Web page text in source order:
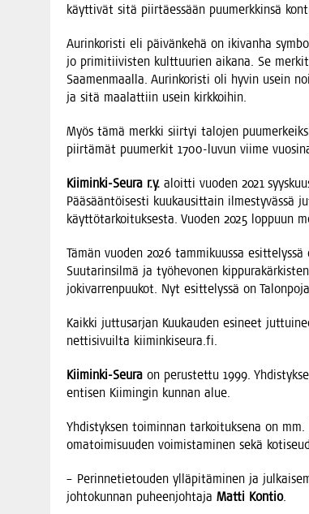
käyt­ti­vät sitä piir­täes­sään puu­merk­kin­sä
Aurin­ko­ris­ti eli päi­vän­ke­hä on iki­van­ha
jo pri­mi­tii­vis­ten kult­tuu­rien aika­na. Se
Saa­men­maal­la. Aurin­ko­ris­ti oli hyvin usein
ja sitä maa­lat­tiin usein kirkkoihin.
Myös tämä merk­ki siir­tyi talo­jen
piir­tä­mät puu­mer­kit 1700-luvun vii­me
Kii­min­ki-Seu­ra r.y. aloit­ti vuo­den 2021
Pää­sään­töi­ses­ti kuu­kausit­tain ilmes­ty­väs­sä
käyt­tö­tar­koi­tuk­ses­ta. Vuo­den 2025 lop­puun
Tämän vuo­den 2026 tam­mi­kuus­sa
Suu­ta­rin­sil­mä ja työ­he­vo­nen
joki­var­ren­puu­kot. Nyt esit­te­lys­sä on
Kaik­ki jut­tusar­jan Kuu­kau­den esi­neet
net­ti­si­vuil­ta kiiminkiseura.fi.
Kii­min­ki-Seu­ra on perus­tet­tu 1999.
enti­sen Kii­min­gin kun­nan alue.
Yhdis­tyk­sen toi­min­nan tar­koi­tuk­se­na on
oma­toi­mi­suu­den voi­mis­ta­mi­nen sekä
– Perin­ne­tie­tou­den yllä­pi­tä­mi­nen ja
joh­to­kun­nan puheen­joh­ta­ja Mat­ti Kon­tio.